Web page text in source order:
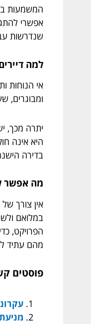
אפשרי
שנדרשות
למה
אי הנוחות
ומבוגרים,
יתרה מכך,
היא אינה
בדירה
מה אפשר
במלואם
הפרויקט,
מהם עתיד
פוסטים
מניעת